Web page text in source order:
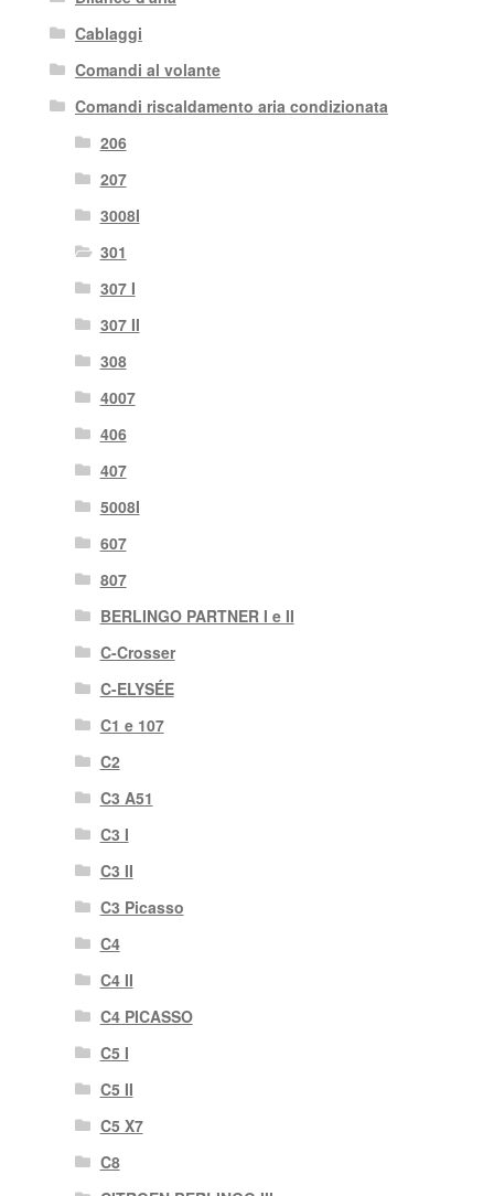
Cablaggi
Comandi al volante
Comandi riscaldamento aria condizionata
206
207
3008I
301
307 I
307 II
308
4007
406
407
5008I
607
807
BERLINGO PARTNER I e II
C-Crosser
C-ELYSÉE
C1 e 107
C2
C3 A51
C3 I
C3 II
C3 Picasso
C4
C4 II
C4 PICASSO
C5 I
C5 II
C5 X7
C8